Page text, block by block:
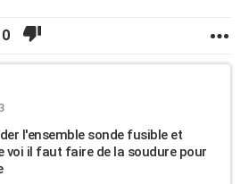
0
l'ensemble sonde fusible et
voi il faut faire de la soudure pour